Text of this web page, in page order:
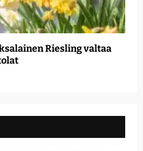
Riesling valtaa